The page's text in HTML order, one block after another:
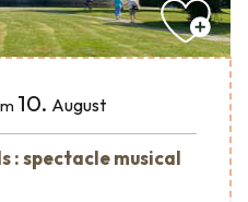
10. August
: spectacle musical